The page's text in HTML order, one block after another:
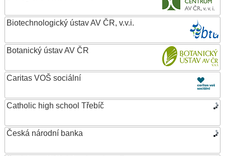
Biotechnologický ústav AV ČR, v.v.i.
Botanický ústav AV ČR
Caritas VOŠ sociální
Catholic high school Třebíč
Česká národní banka